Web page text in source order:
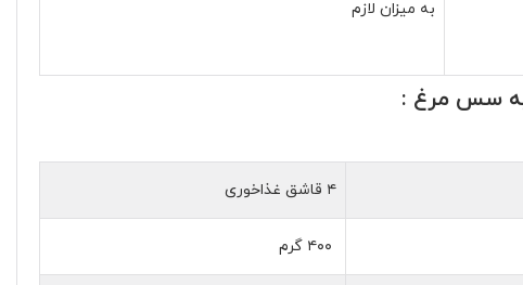
به میزان لازم
سس مرغ :
۴ قاشق غذاخوری